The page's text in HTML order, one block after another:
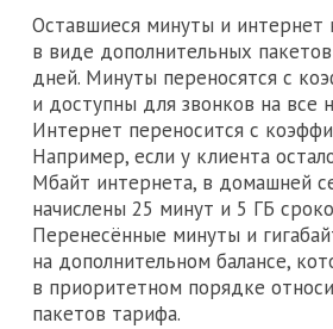
Оставшиеся минуты и интернет
в виде дополнительных
дней. Минуты переносятся с
и доступны для звонков на все
Интернет переносится с
Например, если у клиента
Мбайт интернета, в домашней
начислены 25 минут и 5 ГБ
Перенесённые минуты и
на дополнительном балансе,
в приоритетном порядке
пакетов тарифа.